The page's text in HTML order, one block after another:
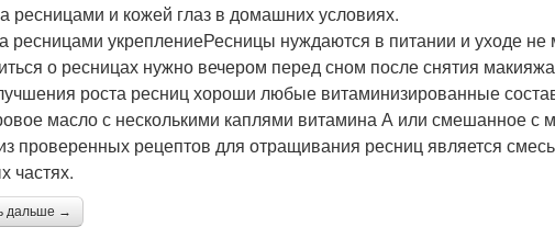
ресницами и кожей глаз в домашних условиях.
ресницами укреплениеРесницы нуждаются в питании и уходе
о ресницах нужно вечером перед сном после снятия
роста ресниц хороши любые витаминизированные
масло с несколькими каплями витамина А или смешанное с
проверенных рецептов для отращивания ресниц является
частях.
дальше →